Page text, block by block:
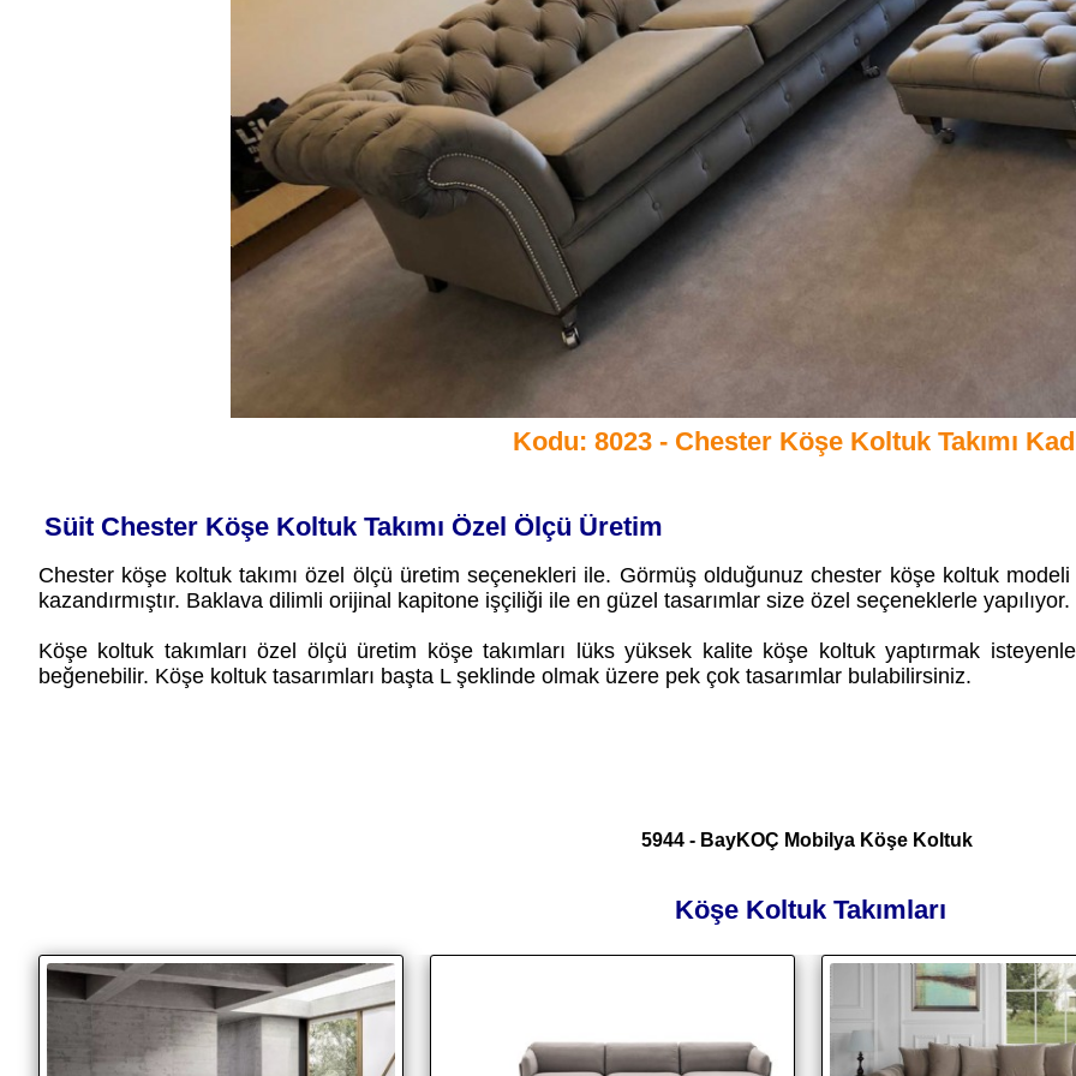
Kodu: 8023 - Chester Köşe Koltuk Takımı
Süit Chester Köşe Koltuk Takımı Özel Ölçü Üretim
Chester köşe koltuk takımı özel ölçü üretim seçenekleri ile. Görmüş olduğunuz chester köşe koltuk
kazandırmıştır. Baklava dilimli orijinal kapitone işçiliği ile en güzel tasarımlar size özel seçeneklerle yapılıyor.
Köşe koltuk takımları özel ölçü üretim köşe takımları lüks yüksek kalite köşe koltuk yaptırmak
beğenebilir. Köşe koltuk tasarımları başta L şeklinde olmak üzere pek çok tasarımlar bulabilirsiniz.
5944 - BayKOÇ Mobilya Köşe Koltuk
Köşe Koltuk Takımları